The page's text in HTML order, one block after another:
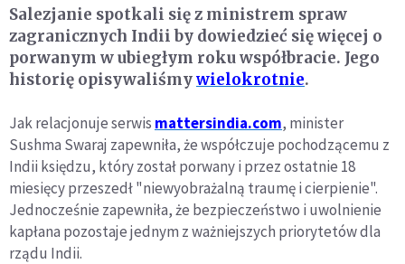
Salezjanie spotkali się z ministrem spraw
zagranicznych Indii by dowiedzieć się więcej o
porwanym w ubiegłym roku współbracie. Jego
historię opisywaliśmywielokrotnie.
Jak relacjonuje serwis mattersindia.com, minister
Sushma Swaraj zapewniła, że współczuje pochodzącemu z
Indii księdzu, który został porwany i przez ostatnie 18
miesięcy przeszedł "niewyobrażalną traumę i cierpienie".
Jednocześnie zapewniła, że bezpieczeństwo i uwolnienie
kapłana pozostaje jednym z ważniejszych priorytetów dla
rządu Indii.